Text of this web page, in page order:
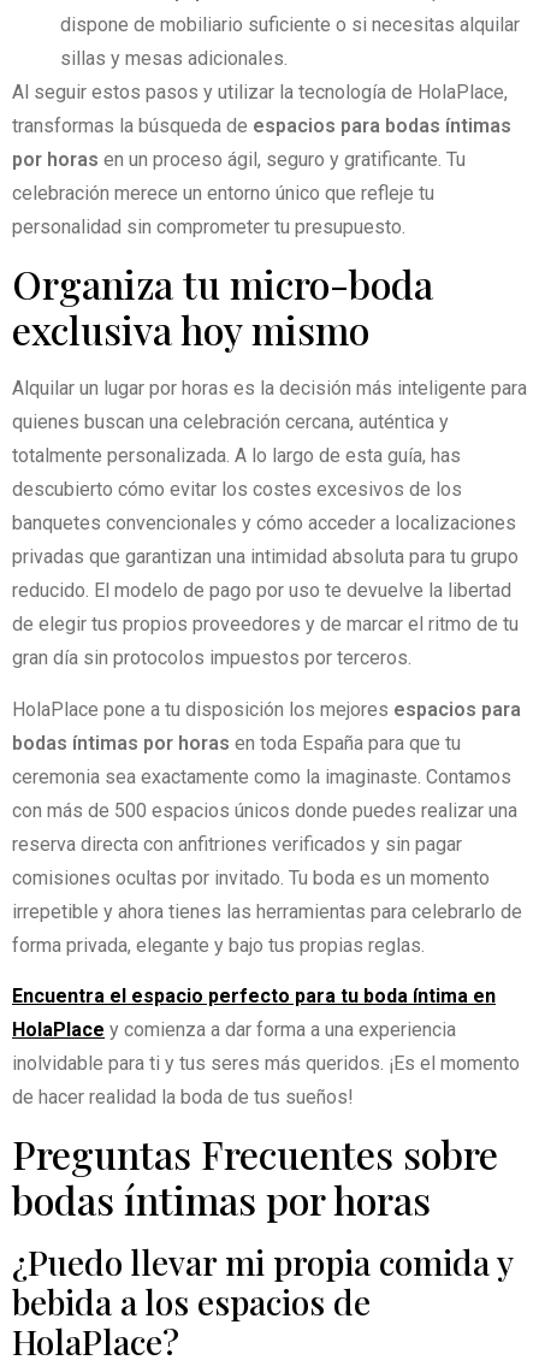
dispone de mobiliario suficiente o si necesitas alquilar
sillas y mesas adicionales.
Al seguir estos pasos y utilizar la tecnología de HolaPlace,
transformas la búsqueda de espacios para bodas íntimas
por horas en un proceso ágil, seguro y gratificante. Tu
celebración merece un entorno único que refleje tu
personalidad sin comprometer tu presupuesto.
Organiza tu micro-boda
exclusiva hoy mismo
Alquilar un lugar por horas es la decisión más inteligente para
quienes buscan una celebración cercana, auténtica y
totalmente personalizada. A lo largo de esta guía, has
descubierto cómo evitar los costes excesivos de los
banquetes convencionales y cómo acceder a localizaciones
privadas que garantizan una intimidad absoluta para tu grupo
reducido. El modelo de pago por uso te devuelve la libertad
de elegir tus propios proveedores y de marcar el ritmo de tu
gran día sin protocolos impuestos por terceros.
HolaPlace pone a tu disposición los mejores espacios para
bodas íntimas por horas en toda España para que tu
ceremonia sea exactamente como la imaginaste. Contamos
con más de 500 espacios únicos donde puedes realizar una
reserva directa con anfitriones verificados y sin pagar
comisiones ocultas por invitado. Tu boda es un momento
irrepetible y ahora tienes las herramientas para celebrarlo de
forma privada, elegante y bajo tus propias reglas.
Encuentra el espacio perfecto para tu boda íntima en
HolaPlace y comienza a dar forma a una experiencia
inolvidable para ti y tus seres más queridos. ¡Es el momento
de hacer realidad la boda de tus sueños!
Preguntas Frecuentes sobre
bodas íntimas por horas
¿Puedo llevar mi propia comida y
bebida a los espacios de
HolaPlace?